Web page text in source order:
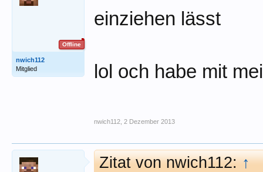
Offline
nwich112
Mitglied
einziehen lässt
lol och habe mit
nwich112 2 Dezember 2013
Zitat von nwich112:↑